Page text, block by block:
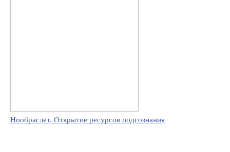
Нообраслет. Открытие ресурсов подсознания